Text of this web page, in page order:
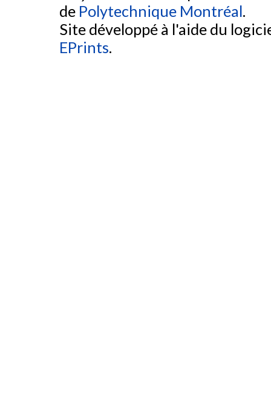
de Polytechnique Montréal.
Site développé à l'aide du
EPrints.